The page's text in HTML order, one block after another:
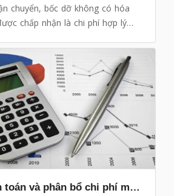
chuyển, bốc dỡ không có hóa
chấp nhận là chi phí hợp lý
của các kế toán trưởng tại
trợ nghiệp vụ kế toán Bee
hợp cùng eHoaDon Online.
Cách hạch toán và phân bổ chi phí mua hàng (Chi phí vận chuyển, bốc dỡ…)